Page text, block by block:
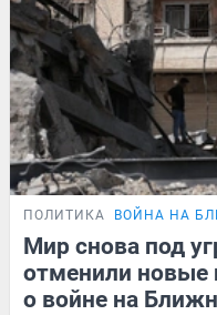
ПОЛИТИКА ВОЙНА НА
Мир снова под
отменили новые
о войне на